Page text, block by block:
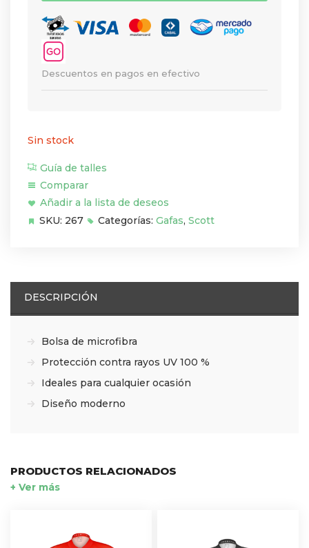
Sin stock
Guía de talles
Comparar
Añadir a la lista de deseos
SKU: 267 Categorías: Gafas, Scott
Descuentos en pagos en efectivo
DESCRIPCIÓN
Bolsa de microfibra
Protección contra rayos UV 100 %
Ideales para cualquier ocasión
Diseño moderno
PRODUCTOS RELACIONADOS
+ Ver más